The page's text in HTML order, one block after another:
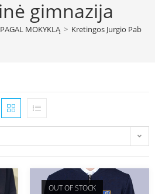
gimnazija
MOKYKLĄ > Kretingos Jurgio
OUT OF STOCK